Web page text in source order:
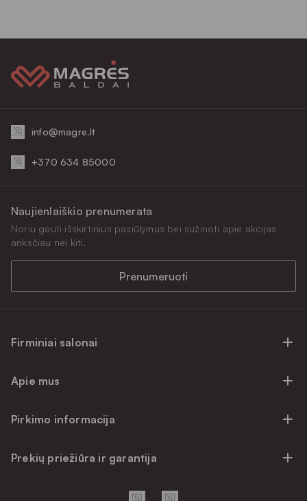
info@magre.lt
+370 634 85000
Firminiai salonai
Firminiai salonai Klaipėdoje
Prekių atsiėmimo punktai
Apie mus
Atsiliepimai
Pirkimo informacija
Pirkimo sąlygos
Prekių priežiūra ir garantija
Naujienlaiškio prenumerata
Noriu gauti išskirtinius pasiūlymus bei sužinoti apie akcijas
anksčiau nei kiti.
Prenumeruoti